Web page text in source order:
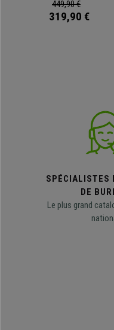
maison ou au bureau.
449,90 €
319,90 €
SPÉCIALISTES
DE
Le plus grand